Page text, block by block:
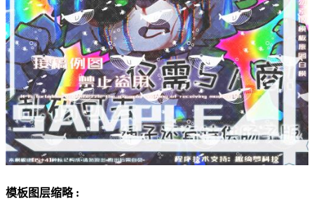
模板图层缩略 :